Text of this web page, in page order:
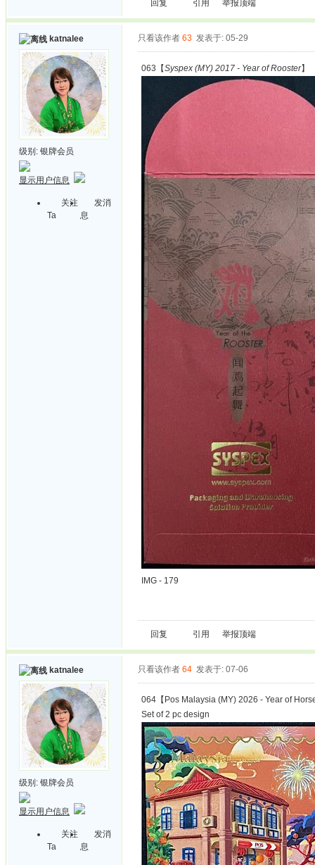
回复 引用 举报顶端
katnalee
级别: 银牌会员
显示用户信息
关注
Ta
发消
息
只看该作者 63 发表于: 05-29
063【Syspex (MY) 2017 - Year of Rooster】
IMG - 179
回复 引用 举报顶端
katnalee
级别: 银牌会员
显示用户信息
关注
Ta
发消
息
只看该作者 64 发表于: 07-06
064【Pos Malaysia (MY) 2026 - Year of
Set of 2 pc design